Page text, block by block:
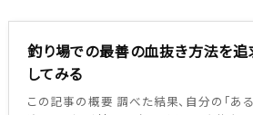
釣り場での最善の血抜き方法を追
してみる
この記事の概要 調べた結果、自分の「あ